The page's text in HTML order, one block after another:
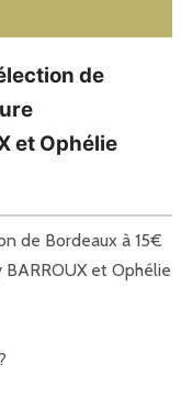
de
et Ophélie